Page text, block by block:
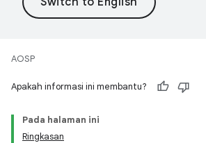
AOSP
Apakah informasi ini membantu?
Pada halaman ini
Ringkasan